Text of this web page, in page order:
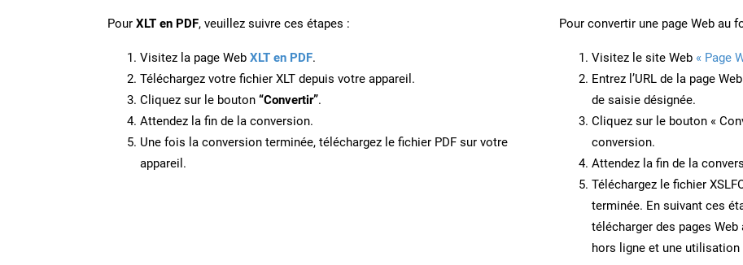
Pour XLT en PDF, veuillez suivre ces étapes :
Visitez la page Web XLT en PDF.
Téléchargez votre fichier XLT depuis votre appareil.
Cliquez sur le bouton “Convertir”.
Attendez la fin de la conversion.
Une fois la conversion terminée, téléchargez le fichier PDF sur votre
appareil.
Pour convertir une page Web au
Visitez le site Web « Page
Entrez l’URL de la page
de saisie désignée.
Cliquez sur le bouton «
conversion.
Attendez la fin de la
Téléchargez le fichier
terminée. En suivant ces
télécharger des pages
hors ligne et une utilisation